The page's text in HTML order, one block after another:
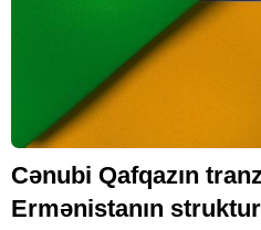
Cənubi Qafqazın
Ermənistanın